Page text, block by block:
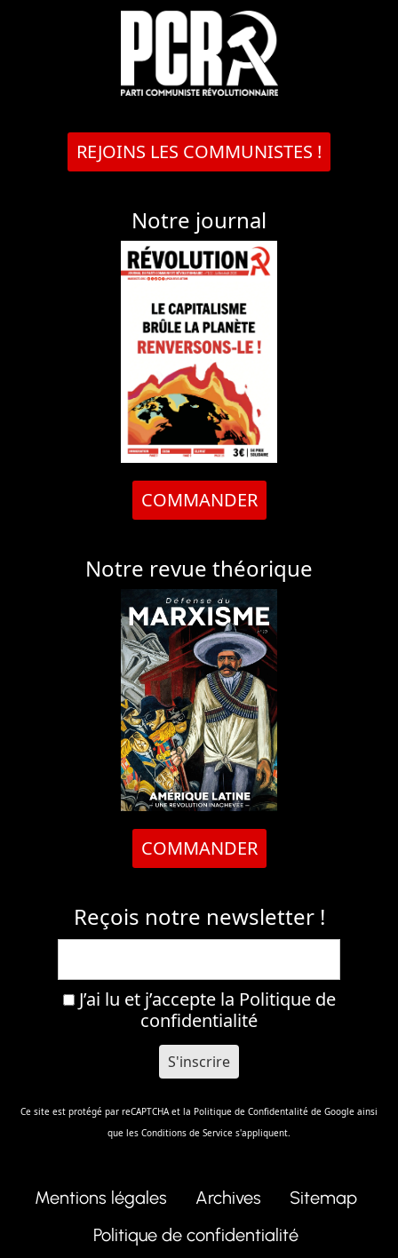
REJOINS LES COMMUNISTES !
Notre journal
COMMANDER
Notre revue théorique
COMMANDER
Reçois notre newsletter !
J’ai lu et j’accepte la Politique de
confidentialité
Ce site est protégé par reCAPTCHA et la Politique de Confidentalité de Google ainsi
que les Conditions de Service s'appliquent.
Mentions légales Archives
Sitemap
Politique de confidentialité